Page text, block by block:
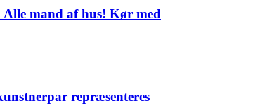
Alle mand af hus! Kør med
repræsenteres